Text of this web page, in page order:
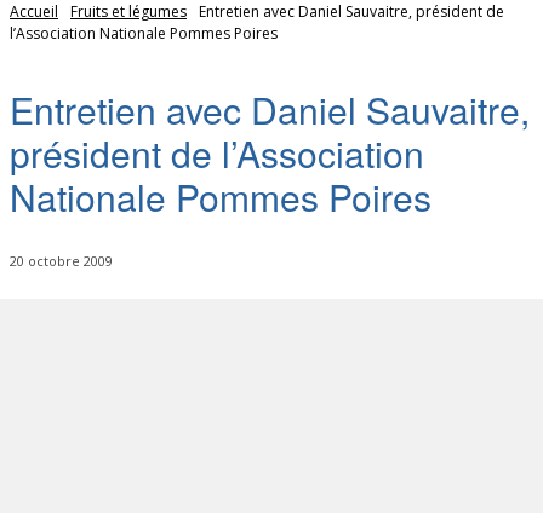
Accueil Fruits et légumes Entretien avec Daniel Sauvaitre, président de
l’Association Nationale Pommes Poires
Entretien avec Daniel Sauvaitre,
président de l’Association
Nationale Pommes Poires
20 octobre 2009